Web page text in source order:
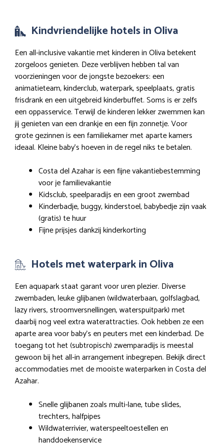
Kindvriendelijke hotels in Oliva
Een all-inclusive vakantie met kinderen in Oliva betekent
zorgeloos genieten. Deze verblijven hebben tal van
voorzieningen voor de jongste bezoekers: een
animatieteam, kinderclub, waterpark, speelplaats, gratis
frisdrank en een uitgebreid kinderbuffet. Soms is er zelfs
een oppasservice. Terwijl de kinderen lekker zwemmen kan
jij genieten van een drankje en een fijn zonnetje. Voor
grote gezinnen is een familiekamer met aparte kamers
ideaal. Kleine baby’s hoeven in de regel niks te betalen.
Costa del Azahar is een fijne vakantiebestemming
voor je familievakantie
Kidsclub, speelparadijs en een groot zwembad
Kinderbadje, buggy, kinderstoel, babybedje zijn vaak
(gratis) te huur
Fijne prijsjes dankzij kinderkorting
Hotels met waterpark in Oliva
Een aquapark staat garant voor uren plezier. Diverse
zwembaden, leuke glijbanen (wildwaterbaan, golfslagbad,
lazy rivers, stroomversnellingen, waterspuitpark) met
daarbij nog veel extra waterattracties. Ook hebben ze een
aparte area voor baby’s en peuters met een kinderbad. De
toegang tot het (subtropisch) zwemparadijs is meestal
gewoon bij het all-in arrangement inbegrepen. Bekijk direct
accommodaties met de mooiste waterparken in Costa del
Azahar.
Snelle glijbanen zoals multi-lane, tube slides,
trechters, halfpipes
Wildwaterrivier, waterspeeltoestellen en